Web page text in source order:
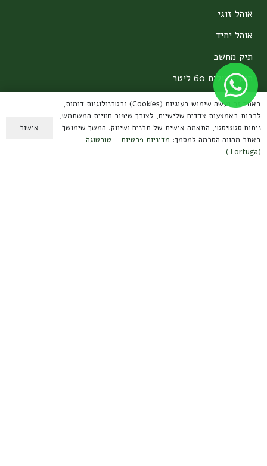
אוהל זוגי
אוהל יחיד
תיק מחשב
תיקי טיולים 60 ליטר
תיקים מתקפלים
ערכות קפה
מידע למשתמש
באתר זה נעשה שימוש בעוגיות (Cookies) ובטכנולוגיות דומות,
לרבות באמצעות צדדים שלישיים, לצורך שיפור חוויית המשתמש,
ניתוח סטטיסטי, התאמה אישית של תכנים ושיווק. המשך שימושך
באתר מהווה הסכמה למסמך: מדיניות פרטיות – טורטוגה
(Tortuga)
אישור